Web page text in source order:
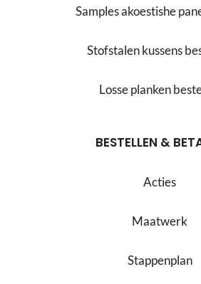
Samples akoestishe
Stofstalen kussens
Losse planken
BESTELLEN &
Acties
Maatwerk
Stappenplan